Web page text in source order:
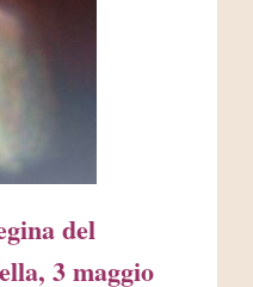
del
3 maggio